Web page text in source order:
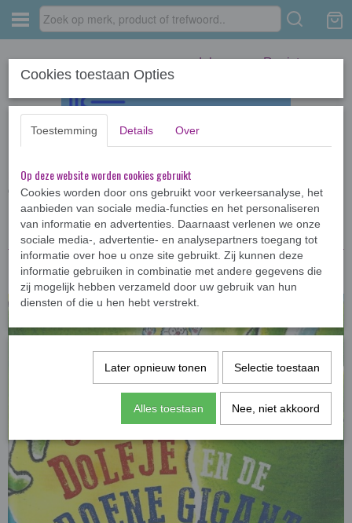
Inloggen Registreren
Home › Kinderboeken <12jr › Dolfje Weerwolfje
groene gigant
Cookies toestaan Opties
Toestemming Details Over
Op deze website worden cookies gebruikt
Cookies worden door ons gebruikt voor verkeersanalyse, het
aanbieden van sociale media-functies en het personaliseren
van informatie en advertenties. Daarnaast verlenen we onze
sociale media-, advertentie- en analysepartners toegang tot
informatie over hoe u onze site gebruikt. Zij kunnen deze
informatie gebruiken in combinatie met andere gegevens die
zij mogelijk hebben verzameld door uw gebruik van hun
diensten of die u hen hebt verstrekt.
Later opnieuw tonen Selectie toestaan
Alles toestaan Nee, niet akkoord